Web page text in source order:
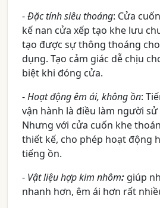
-Đặc tính siêu thoáng: Cửa
kế nan cửa xếp tạo khe lưu
tạo được sự thông thoáng
dụng. Tạo cảm giác dễ chịu
biệt khi đóng cửa.
-Hoạt động êm ái, không ồn:
vận hành là điều làm người
Nhưng với cửa cuốn khe
thiết kế, cho phép hoạt động
tiếng ồn.
- Vật liệu hợp kim nhôm: giúp
nhanh hơn, êm ái hơn rất